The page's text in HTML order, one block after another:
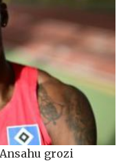
grozi